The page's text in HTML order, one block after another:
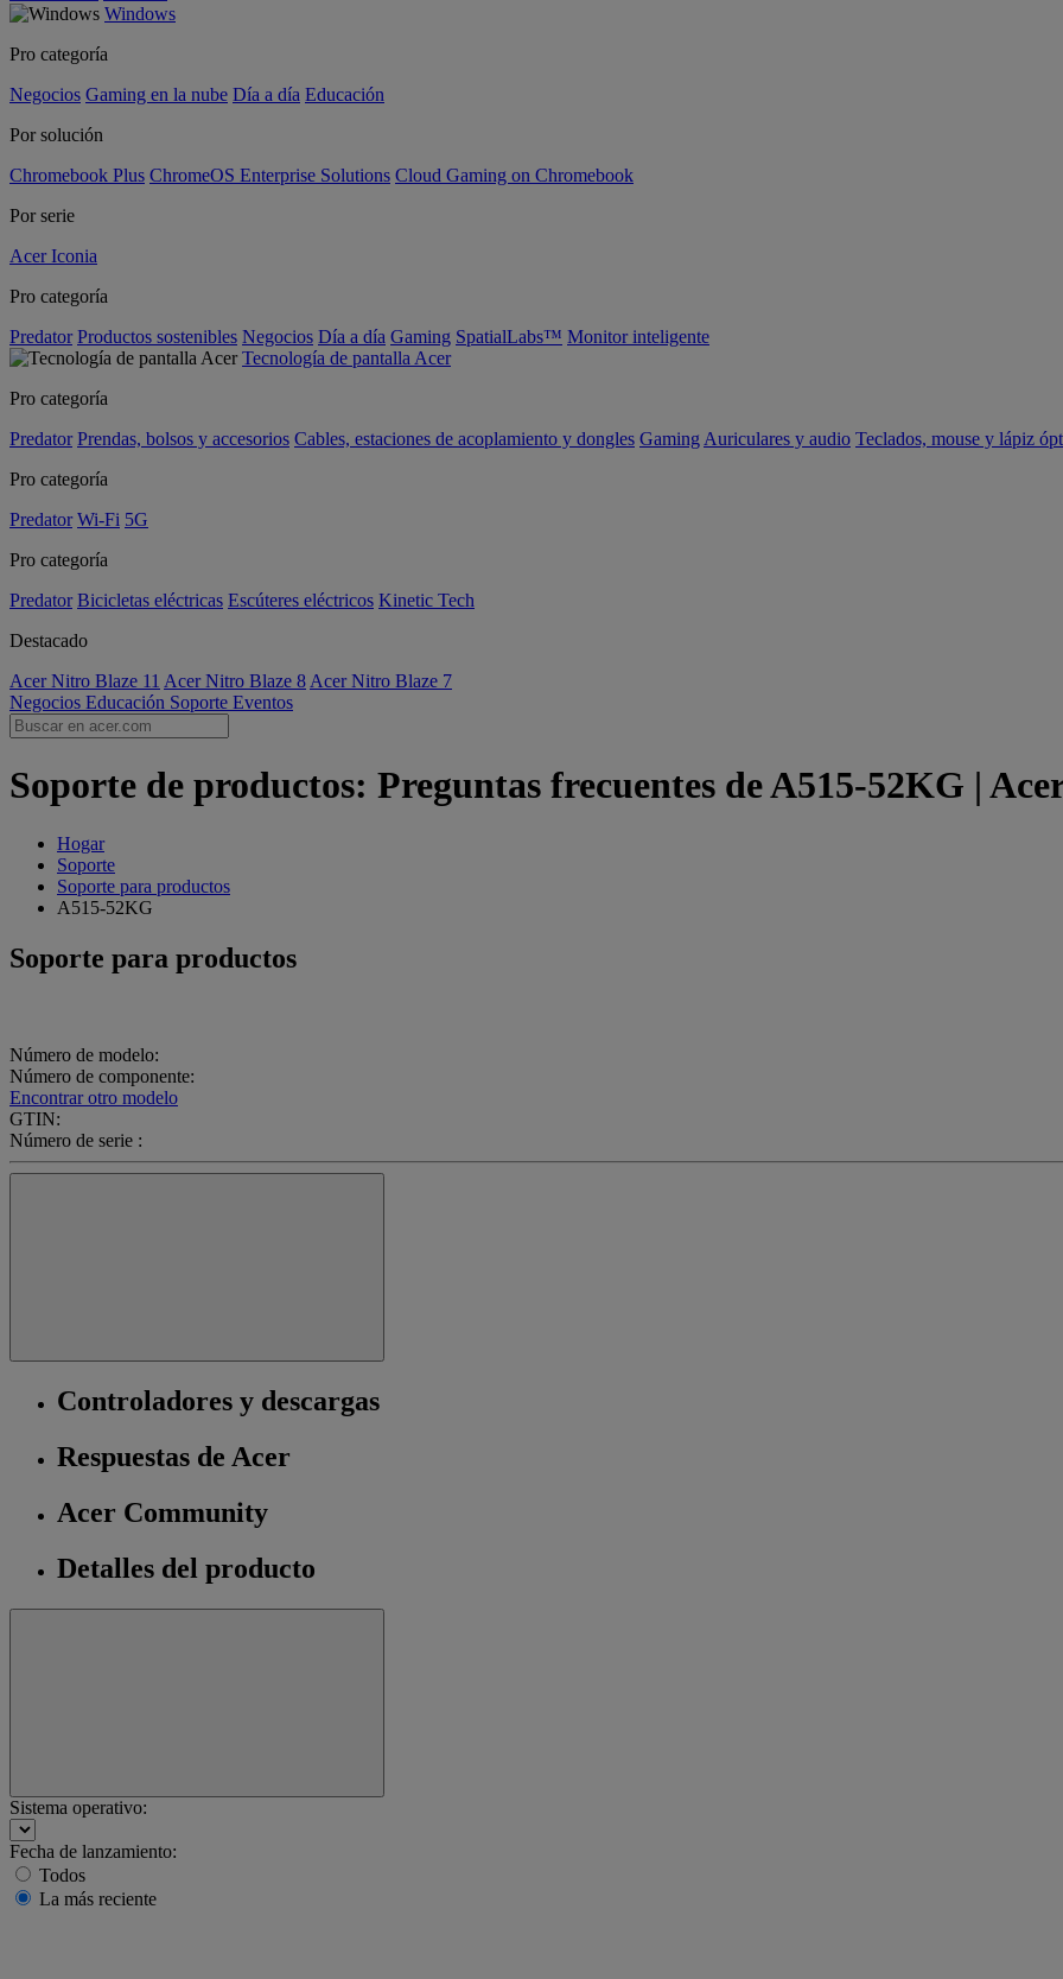
Windows
Pro categoría
Negocios Gaming en la nube Día a día Educación
Por solución
Chromebook Plus ChromeOS Enterprise Solutions Cloud Gaming on Chromebook
Por serie
Acer Iconia
Pro categoría
Predator Productos sostenibles Negocios Día a día Gaming SpatialLabs™ Monitor inteligente
Tecnología de pantalla Acer
Pro categoría
Predator Prendas, bolsos y accesorios Cables, estaciones de acoplamiento y dongles Gaming Auriculares y audio Teclados, mouse y lápiz
Pro categoría
Predator Wi-Fi 5G
Pro categoría
Predator Bicicletas eléctricas Escúteres eléctricos Kinetic Tech
Destacado
Acer Nitro Blaze 11 Acer Nitro Blaze 8 Acer Nitro Blaze 7
Negocios Educación Soporte Eventos
Soporte de productos: Preguntas frecuentes de A515-52KG |
Hogar
Soporte
Soporte para productos
A515-52KG
Soporte para productos
Número de modelo:
Número de componente:
Encontrar otro modelo
GTIN:
Número de serie :
Controladores y descargas
Respuestas de Acer
Acer Community
Detalles del producto
Sistema operativo:
Fecha de lanzamiento:
Todos
La más reciente